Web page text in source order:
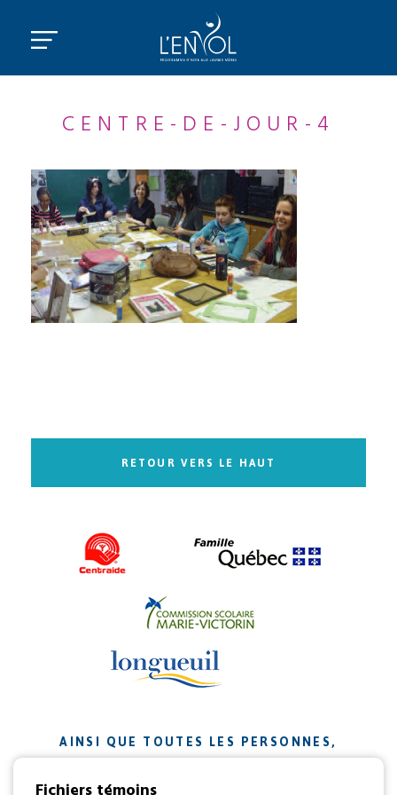
CENTRE-DE-JOUR-4
RETOUR VERS LE HAUT
AINSI QUE TOUTES LES PERSONNES,
ORGANISMES ET ENTREPRISES QUI ONT
CONTRIBUÉ À NOTRE MISSION.
Fichiers témoins